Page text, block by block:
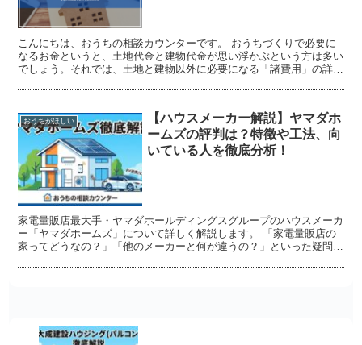
こんにちは、おうちの相談カウンターです。 おうちづくりで必要に
なるお金というと、土地代金と建物代金が思い浮かぶという方は多い
でしょう。それでは、土地と建物以外に必要になる「諸費用」の詳細
おうちがほしい
【ハウスメーカー解説】ヤマダホ
ームズの評判は？特徴や工法、向
いている人を徹底分析！
家電量販店最大手・ヤマダホールディングスグループのハウスメーカ
ー「ヤマダホームズ」について詳しく解説します。 「家電量販店の
家ってどうなの？」「他のメーカーと何が違うの？」といった疑問を